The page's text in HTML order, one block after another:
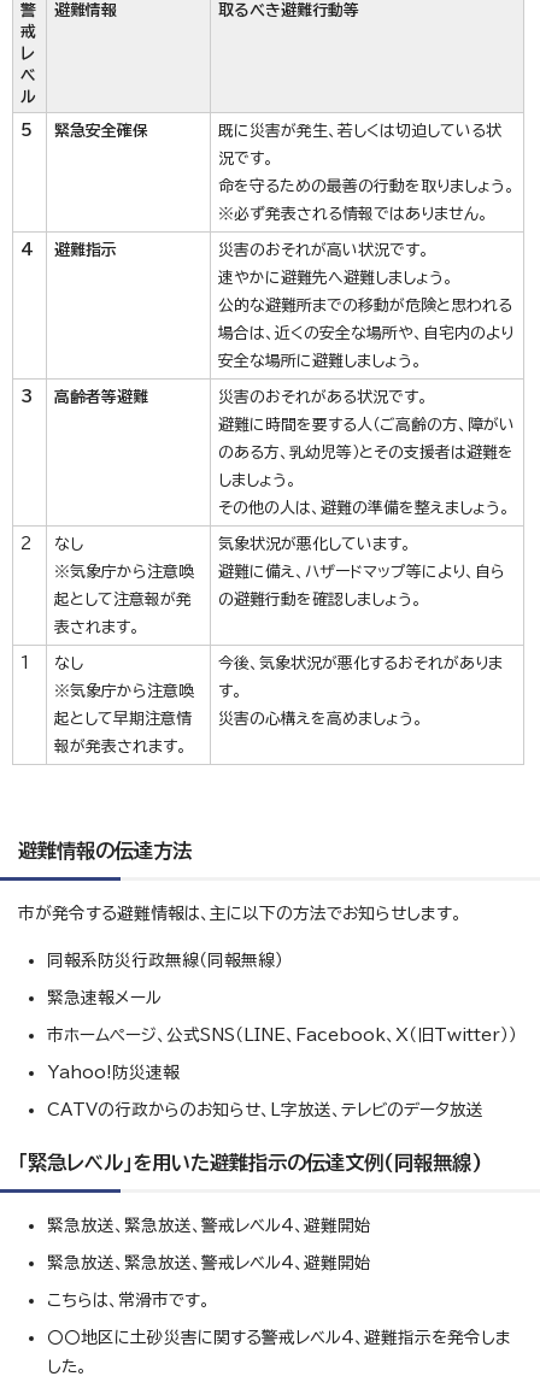
警
戒
レ
ベ
ル
避難情報 取るべき避難行動等
5 緊急安全確保
既に災害が発生、若しくは切迫している状
況です。
命を守るための最善の行動を取りましょう。
※必ず発表される情報ではありません。
4 避難指示
災害のおそれが高い状況です。
速やかに避難先へ避難しましょう。
公的な避難所までの移動が危険と思われる
場合は、近くの安全な場所や、自宅内のより
安全な場所に避難しましょう。
3 高齢者等避難
災害のおそれがある状況です。
避難に時間を要する人（ご高齢の方、障がい
のある方、乳幼児等）とその支援者は避難を
しましょう。
その他の人は、避難の準備を整えましょう。
2
なし
※気象庁から注意喚
起として注意報が発
表されます。
気象状況が悪化しています。
避難に備え、ハザードマップ等により、自ら
の避難行動を確認しましょう。
1
なし
※気象庁から注意喚
起として早期注意情
報が発表されます。
今後、気象状況が悪化するおそれがありま
す。
災害の心構えを高めましょう。
避難情報の伝達方法
市が発令する避難情報は、主に以下の方法でお知らせします。
同報系防災行政無線（同報無線）
緊急速報メール
市ホームページ、公式SNS（LINE、Facebook、X（旧Twitter））
Yahoo!防災速報
CATVの行政からのお知らせ、L字放送、テレビのデータ放送
「緊急レベル」を用いた避難指示の伝達文例(同報無線)
緊急放送、緊急放送、警戒レベル4、避難開始
緊急放送、緊急放送、警戒レベル4、避難開始
こちらは、常滑市です。
〇〇地区に土砂災害に関する警戒レベル4、避難指示を発令しま
した。